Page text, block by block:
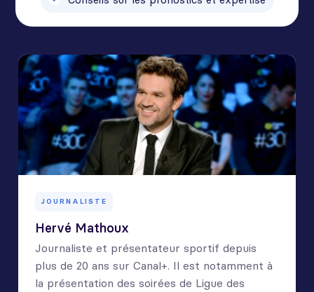
JOURNALISTE
Hervé Mathoux
Journaliste et présentateur sportif depuis
plus de 20 ans sur Canal+. Il est notamment à
la présentation des soirées de Ligue des